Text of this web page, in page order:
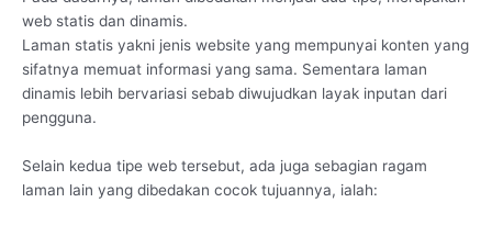
web statis dan dinamis.
Laman statis yakni jenis website yang mempunyai konten yang
sifatnya memuat informasi yang sama. Sementara laman
dinamis lebih bervariasi sebab diwujudkan layak inputan dari
pengguna.
Selain kedua tipe web tersebut, ada juga sebagian ragam
laman lain yang dibedakan cocok tujuannya, ialah: